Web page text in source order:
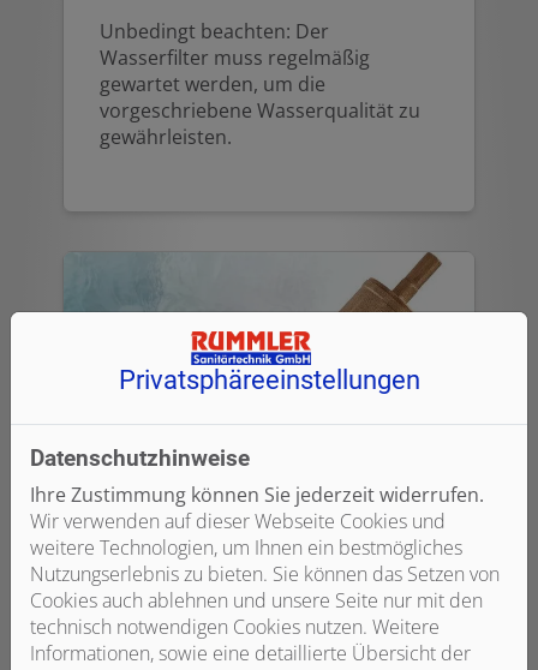
Unbedingt beachten: Der
Wasserfilter muss regelmäßig
gewartet werden, um die
vorgeschriebene Wasserqualität zu
gewährleisten.
Sauberes Prinzip:
Rückflussverhinderer
Ohne Rückflussverhinderer könnte das
Wasser in den Leitungsrohren wieder
Privatsphäre­einstellungen
Datenschutzhinweise
Ihre Zustimmung können Sie jederzeit widerrufen.
Wir verwenden auf dieser Webseite Cookies und
weitere Technologien, um Ihnen ein bestmögliches
Nutzungserlebnis zu bieten. Sie können das Setzen von
Cookies auch ablehnen und unsere Seite nur mit den
technisch notwendigen Cookies nutzen. Weitere
Informationen, sowie eine detaillierte Übersicht der